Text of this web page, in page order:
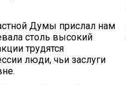
Думы прислал нам
столь высокий
трудятся
люди, чьи заслуги